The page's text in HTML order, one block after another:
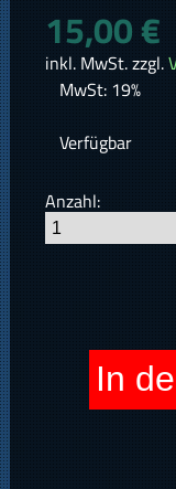
15,00 €
inkl. MwSt. zzgl.
MwSt: 19%
Verfügbar
Anzahl:
In